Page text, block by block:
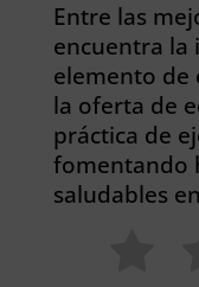
Entre las
encuentra la
elemento de
la oferta de
práctica de
fomentando
saludables